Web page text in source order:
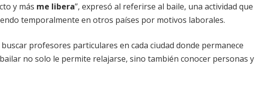
y más me libera”, expresó al referirse al baile, una actividad que
temporalmente en otros países por motivos laborales.
profesores particulares en cada ciudad donde permanece
no solo le permite relajarse, sino también conocer personas y